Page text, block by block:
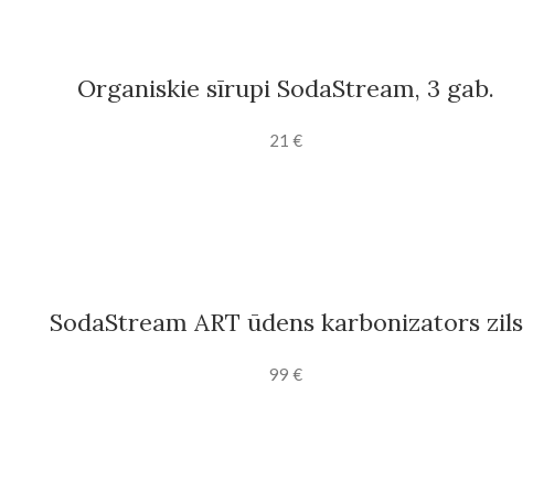
Organiskie sīrupi SodaStream, 3 gab.
21 €
SodaStream ART ūdens karbonizators zils
99 €